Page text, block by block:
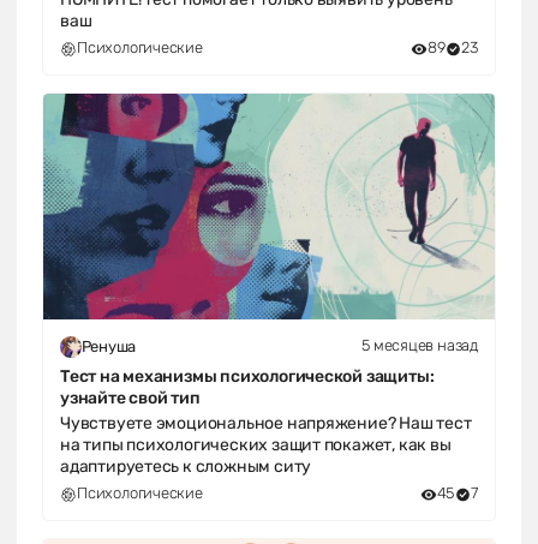
ваш
Психологические 89 23
Ренуша 5 месяцев назад
Тест на механизмы психологической защиты:
узнайте свой тип
Чувствуете эмоциональное напряжение? Наш тест
на типы психологических защит покажет, как вы
адаптируетесь к сложным ситу
Психологические 45 7